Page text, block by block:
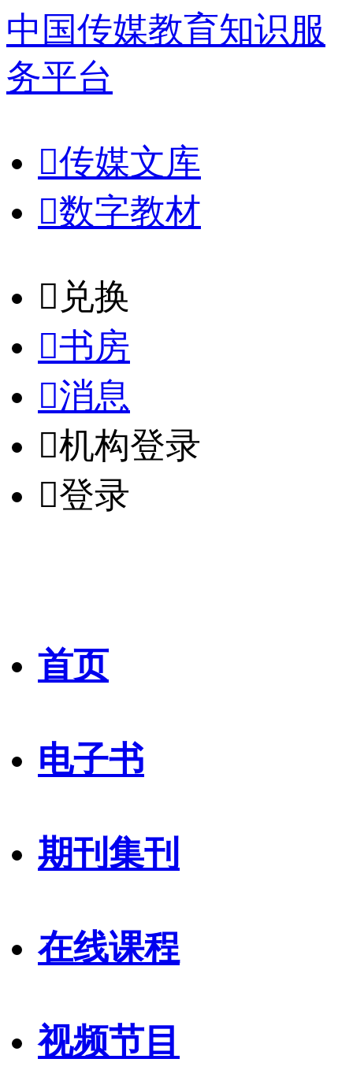
中国传媒教育知识服
务平台
传媒文库
数字教材
𐈈 兑换
书房
消息
机构登录
登录
首页
电子书
期刊集刊
在线课程
视频节目